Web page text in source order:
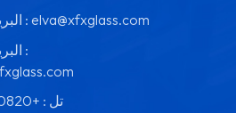
البريد الإلكتروني : elva@xfxglass.com
البريد الإلكتروني :
تل : +8615059190820